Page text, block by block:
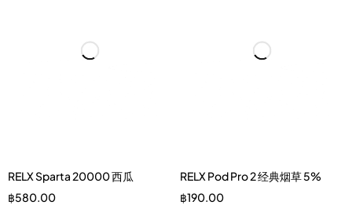
RELX Sparta 20000 西瓜
฿580.00
RELX Pod Pro 2 经典烟草 5%
฿190.00